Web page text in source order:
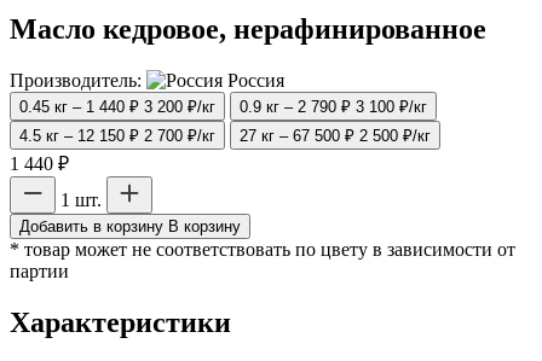
Масло кедровое, нерафинированное
Производитель: Россия
0.45 кг – 1 440 ₽ 3 200 ₽/кг 0.9 кг – 2 790 ₽ 3 100 ₽/кг
4.5 кг – 12 150 ₽ 2 700 ₽/кг 27 кг – 67 500 ₽ 2 500 ₽/кг
1 440 ₽
1 шт.
Добавить в корзину В корзину
* товар может не соответствовать по цвету в зависимости от
партии
Характеристики